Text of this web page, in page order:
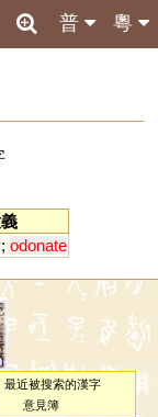
粵
普
; odonate
最近被搜索的漢字
意見簿